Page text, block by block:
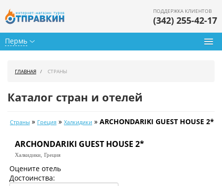
Пермь
ПОДДЕРЖКА КЛИЕНТОВ
(342) 255-42-17
Календарь туров
Цены дня
Страны
ГЛАВНАЯ СТРАНЫ
Каталог стран и отелей
Страны » Греция » Халкидики » ARCHONDARIKI GUEST HOUSE 2*
ARCHONDARIKI GUEST HOUSE 2*
Халкидики, Греция
Оцените отель
Достоинства: